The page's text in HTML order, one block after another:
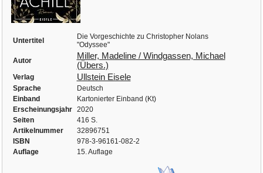
Untertitel
Die Vorgeschichte zu Christopher Nolans
"Odyssee"
Autor
Miller, Madeline / Windgassen, Michael
(Übers.)
Verlag Ullstein Eisele
Sprache
Deutsch
Einband
Kartonierter Einband (Kt)
Erscheinungsjahr
2020
Seiten
416 S.
Artikelnummer
32896751
ISBN
978-3-96161-082-2
Auflage
15. Auflage